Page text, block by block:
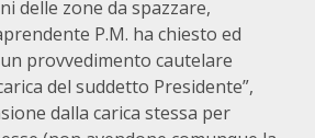
delle zone da spazzare,
P.M. ha chiesto ed
provvedimento cautelare
del suddetto Presidente”,
dalla carica stessa per